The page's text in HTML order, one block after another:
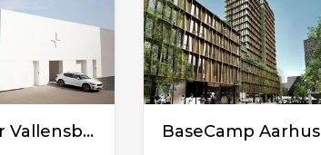
Polestar Vallensbæk BaseCamp Aarhus